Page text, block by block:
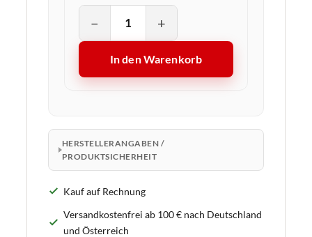
− +
In den Warenkorb
HERSTELLERANGABEN /
PRODUKTSICHERHEIT
Kauf auf Rechnung
Versandkostenfrei ab 100 € nach Deutschland
und Österreich